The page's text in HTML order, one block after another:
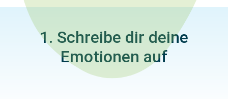
1. Schreibe dir deine
Emotionen auf